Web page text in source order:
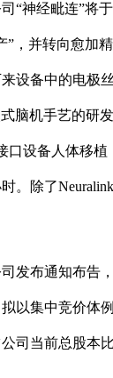
“神经毗连”将
”，并转向愈加
设备中的电极
脑机手艺的研
口设备人体移植
。除了
布通知布告，
以集中竞价体
司当前总股本比